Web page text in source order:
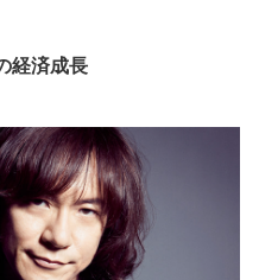
経済成長